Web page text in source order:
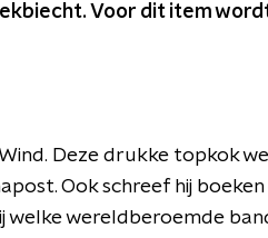
Voor dit item
Deze drukke topkok
Ook schreef hij boeken
welke wereldberoemde